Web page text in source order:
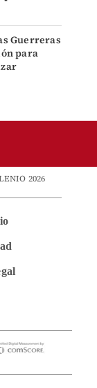
Guerreras
para
2026